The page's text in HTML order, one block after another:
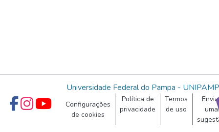
Universidade Federal do Pampa -
Configurações
de cookies
Política de
privacidade
Termos
de uso
uma